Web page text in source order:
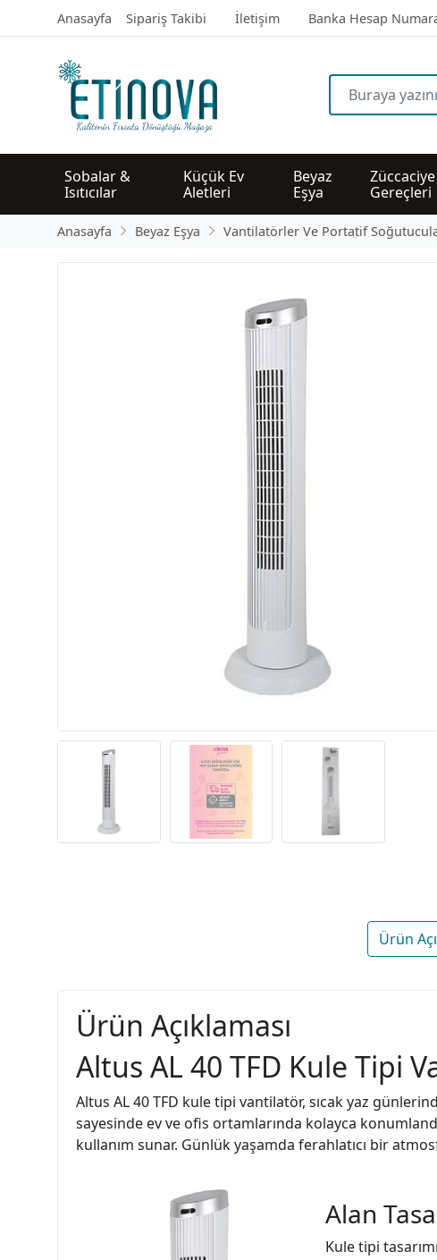
Anasayfa Sipariş Takibi İletişim Banka Hesap
Sobalar &
Isıtıcılar
Küçük Ev
Aletleri
Beyaz
Eşya
Gereçleri
Anasayfa Beyaz Eşya Vantilatörler Ve Portatif
Ürün
Ürün Açıklaması
Altus AL 40 TFD Kule Tipi
Altus AL 40 TFD kule tipi vantilatör, sıcak yaz
sayesinde ev ve ofis ortamlarında kolayca
kullanım sunar. Günlük yaşamda ferahlatıcı bir
Alan
Kule tipi